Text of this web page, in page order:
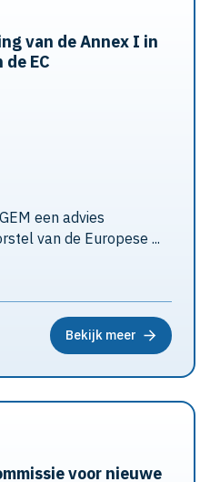
van de Annex I in
EC
een advies
van de Europese ...
Bekijk meer
voor nieuwe